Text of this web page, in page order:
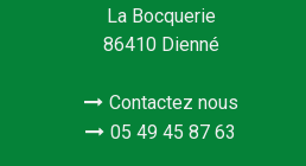
La Bocquerie
86410 Dienné
Contactez nous
05 49 45 87 63